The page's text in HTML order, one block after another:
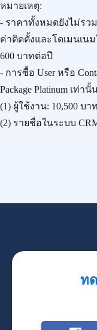
หมายเหตุ:
- ราคาทั้งหมดยังไม่รว
ค่าติดตั้งและโดเมนเน
600 บาทต่อปี
- การซื้อ User หรือ
Package Platinum เท่านั้
(1) ผู้ใช้งาน: 10,500 บาท
(2) รายชื่อในระบบ
ท